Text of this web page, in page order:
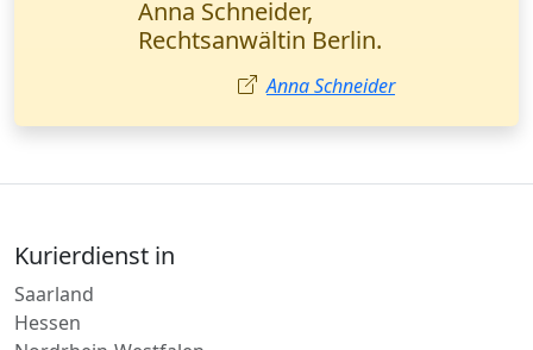
Alexander Becker
Hessen
Nordrhein-Westfalen
Brandenburg